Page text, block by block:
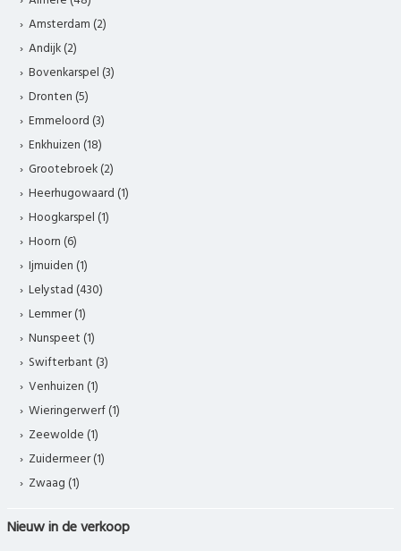
Amsterdam (2)
Andijk (2)
Bovenkarspel (3)
Dronten (5)
Emmeloord (3)
Enkhuizen (18)
Grootebroek (2)
Heerhugowaard (1)
Hoogkarspel (1)
Hoorn (6)
Ijmuiden (1)
Lelystad (430)
Lemmer (1)
Nunspeet (1)
Swifterbant (3)
Venhuizen (1)
Wieringerwerf (1)
Zeewolde (1)
Zuidermeer (1)
Zwaag (1)
Nieuw in de verkoop